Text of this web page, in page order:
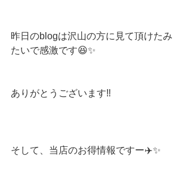
昨日のblogは沢山の方に見て頂けたみ
たいで感激です😆✨
ありがとうございます‼️
そして、当店のお得情報ですー✈️✨